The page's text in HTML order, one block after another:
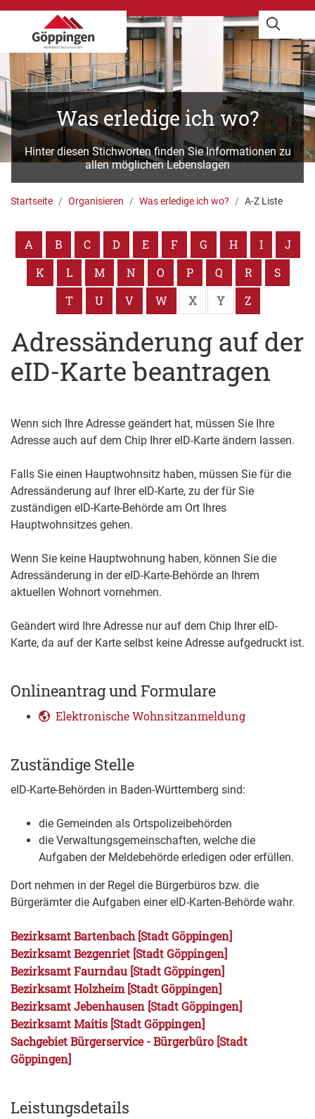
Was erledige ich wo?
Hinter diesen Stichworten finden Sie Informationen zu
allen möglichen Lebenslagen
Startseite Organisieren Was erledige ich wo? A-Z Liste
A B C D E F G H I
J
K
L M N O P Q R
S
T
U V W X Y Z
Adressänderung auf der
eID-Karte beantragen
Wenn sich Ihre Adresse geändert hat, müssen Sie Ihre
Adresse auch auf dem Chip Ihrer eID-Karte ändern lassen.
Falls Sie einen Hauptwohnsitz haben, müssen Sie für die
Adressänderung auf Ihrer eID-Karte, zu der für Sie
zuständigen eID-Karte-Behörde am Ort Ihres
Hauptwohnsitzes gehen.
Wenn Sie keine Hauptwohnung haben, können Sie die
Adressänderung in der eID-Karte-Behörde an Ihrem
aktuellen Wohnort vornehmen.
Geändert wird Ihre Adresse nur auf dem Chip Ihrer eID-
Karte, da auf der Karte selbst keine Adresse aufgedruckt ist.
Onlineantrag und Formulare
Elektronische Wohnsitzanmeldung
Zuständige Stelle
eID-Karte-Behörden in Baden-Württemberg sind:
die Gemeinden als Ortspolizeibehörden
die Verwaltungsgemeinschaften, welche die
Aufgaben der Meldebehörde erledigen oder erfüllen.
Dort nehmen in der Regel die Bürgerbüros bzw. die
Bürgerämter die Aufgaben einer eID-Karten-Behörde wahr.
Bezirksamt Bartenbach [Stadt Göppingen]
Bezirksamt Bezgenriet [Stadt Göppingen]
Bezirksamt Faurndau [Stadt Göppingen]
Bezirksamt Holzheim [Stadt Göppingen]
Bezirksamt Jebenhausen [Stadt Göppingen]
Bezirksamt Maitis [Stadt Göppingen]
Sachgebiet Bürgerservice - Bürgerbüro [Stadt
Göppingen]
Leistungsdetails